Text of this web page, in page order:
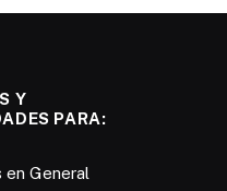
Y
PARA:
General